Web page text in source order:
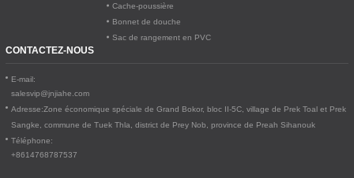
Cache-poussière
Bonnet de douche
Sac de rangement en PVC
CONTACTEZ-NOUS
E-mail:
salesvip@jnjiahe.com
Adresse:Zone économique spéciale de Grand Bokor, bloc II-5C, village de Prek Toal et Prek
Sangke, commune de Tuek Thla, district de Prey Nob, province de Preah Sihanouk
Téléphone:
+8614768787537